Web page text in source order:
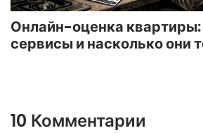
Онлайн-оценка
сервисы и насколько они
10 Комментарии